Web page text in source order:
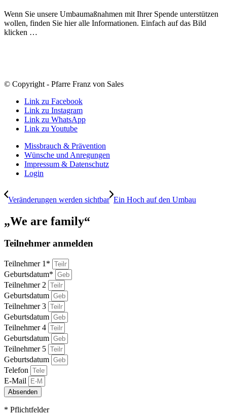
Wenn Sie unsere Umbaumaßnahmen mit Ihrer Spende unterstützen
wollen, finden Sie hier alle Informationen. Einfach auf das Bild
klicken …
© Copyright - Pfarre Franz von Sales
Link zu Facebook
Link zu Instagram
Link zu WhatsApp
Link zu Youtube
Missbrauch & Prävention
Wünsche und Anregungen
Impressum & Datenschutz
Login
Veränderungen werden sichtbar Ein Hoch auf den Umbau
„We are family“
Teilnehmer anmelden
Teilnehmer 1*
Geburtsdatum*
Teilnehmer 2
Geburtsdatum
Teilnehmer 3
Geburtsdatum
Teilnehmer 4
Geburtsdatum
Teilnehmer 5
Geburtsdatum
Telefon
E-Mail
Absenden
* Pflichtfelder